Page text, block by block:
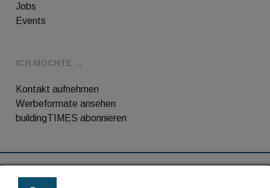
Jobs
Events
ICH MÖCHTE ...
Kontakt aufnehmen
Werbeformate ansehen
buildingTIMES abonnieren